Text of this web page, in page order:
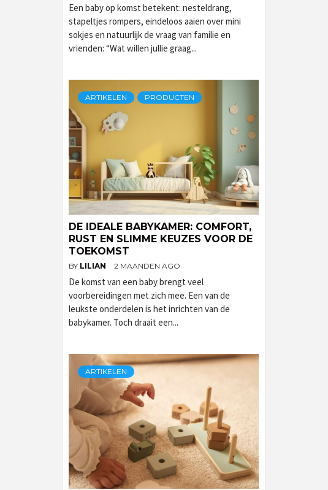
Een baby op komst betekent: nesteldrang,
stapeltjes rompers, eindeloos aaien over mini
sokjes en natuurlijk de vraag van familie en
vrienden: “Wat willen jullie graag...
ARTIKELEN PRODUCTEN
DE IDEALE BABYKAMER: COMFORT,
RUST EN SLIMME KEUZES VOOR DE
TOEKOMST
BY LILIAN 2 MAANDEN AGO
De komst van een baby brengt veel
voorbereidingen met zich mee. Een van de
leukste onderdelen is het inrichten van de
babykamer. Toch draait een...
ARTIKELEN